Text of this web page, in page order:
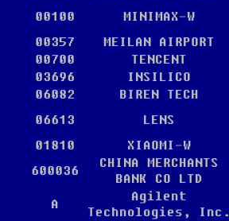
00100
MINIMAX-W
00357
MEILAN AIRPORT
00700
TENCENT
03696
INSILICO
06082
BIREN TECH
06613
LENS
01810
XIAOMI-W
600036
CHINA MERCHANTS
BANK CO LTD
A
Agilent
Technologies, Inc.